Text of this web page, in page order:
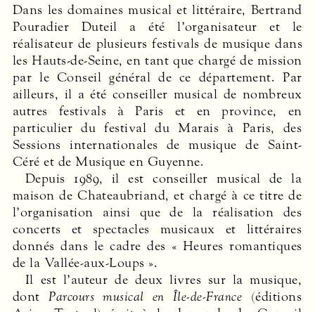
Dans les domaines musical et littéraire, Bertrand
Pouradier Duteil a été l’organisateur et le
réalisateur de plusieurs festivals de musique dans
les Hauts-de-Seine, en tant que chargé de mission
par le Conseil général de ce département. Par
ailleurs, il a été conseiller musical de nombreux
autres festivals à Paris et en province, en
particulier du festival du Marais à Paris, des
Sessions internationales de musique de Saint-
Céré et de Musique en Guyenne.
Depuis 1989, il est conseiller musical de la
maison de Chateaubriand, et chargé à ce titre de
l’organisation ainsi que de la réalisation des
concerts et spectacles musicaux et littéraires
donnés dans le cadre des « Heures romantiques
de la Vallée-aux-Loups ».
Il est l’auteur de deux livres sur la musique,
dontParcours musical en Île-de-France (éditions